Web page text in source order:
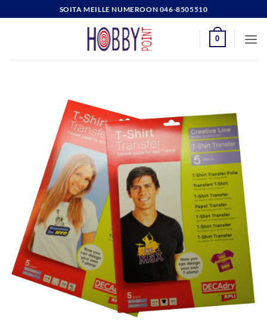
to
SOITA MEILLE NUMEROON 046-8505510
0